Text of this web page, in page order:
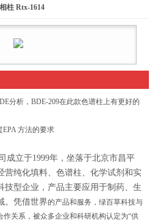
柱 Rtx-1614
分析，BDE-209在此款色谱柱上有更好的
EPA 方法的要求
成立于1999年，坐落于北京市昌平
营纯化填料、色谱柱、化学试剂和实
技型企业，产品主要应用于制药、生
。凭借世界的产品和服务，绿百草科技与
关系，被众多企业和科研机构认定为“供